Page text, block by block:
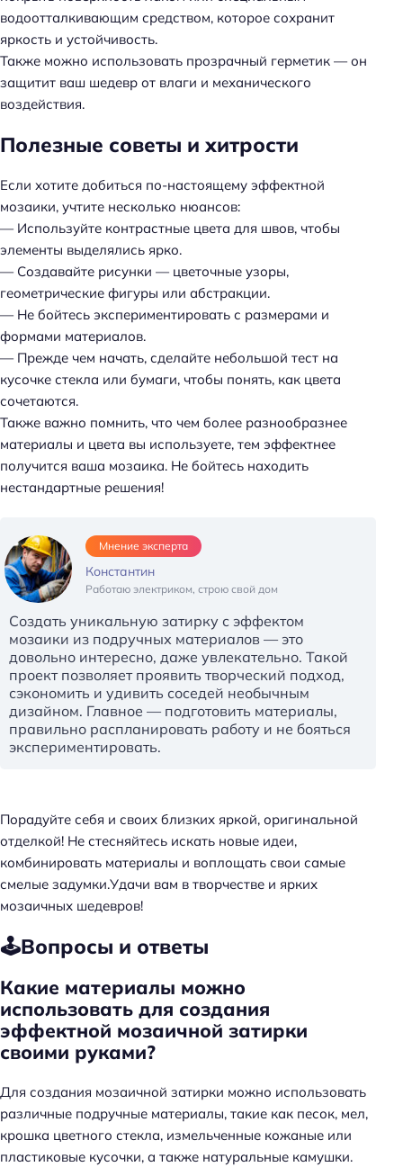
водоотталкивающим средством, которое сохранит
яркость и устойчивость.
Также можно использовать прозрачный герметик — он
защитит ваш шедевр от влаги и механического
воздействия.
Полезные советы и хитрости
Если хотите добиться по-настоящему эффектной
мозаики, учтите несколько нюансов:
— Используйте контрастные цвета для швов, чтобы
элементы выделялись ярко.
— Создавайте рисунки — цветочные узоры,
геометрические фигуры или абстракции.
— Не бойтесь экспериментировать с размерами и
формами материалов.
— Прежде чем начать, сделайте небольшой тест на
кусочке стекла или бумаги, чтобы понять, как цвета
сочетаются.
Также важно помнить, что чем более разнообразнее
материалы и цвета вы используете, тем эффектнее
получится ваша мозаика. Не бойтесь находить
нестандартные решения!
Мнение эксперта
Константин
Работаю электриком, строю свой дом
Создать уникальную затирку с эффектом
мозаики из подручных материалов — это
довольно интересно, даже увлекательно. Такой
проект позволяет проявить творческий подход,
сэкономить и удивить соседей необычным
дизайном. Главное — подготовить материалы,
правильно распланировать работу и не бояться
экспериментировать.
Порадуйте себя и своих близких яркой, оригинальной
отделкой! Не стесняйтесь искать новые идеи,
комбинировать материалы и воплощать свои самые
смелые задумки.Удачи вам в творчестве и ярких
мозаичных шедевров!
🕹️Вопросы и ответы
Какие материалы можно
использовать для создания
эффектной мозаичной затирки
своими руками?
Для создания мозаичной затирки можно использовать
различные подручные материалы, такие как песок, мел,
крошка цветного стекла, измельченные кожаные или
пластиковые кусочки, а также натуральные камушки.
Н
а
й
т
и
: